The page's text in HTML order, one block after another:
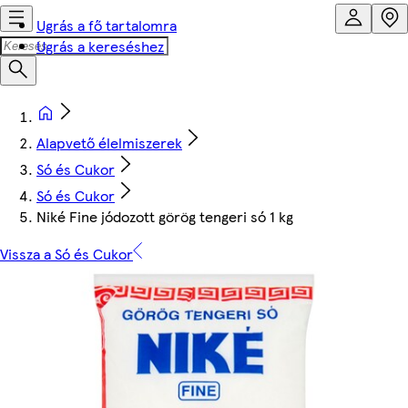
Ugrás a fő tartalomra
Ugrás a kereséshez
Alapvető élelmiszerek
Só és Cukor
Só és Cukor
Niké Fine jódozott görög tengeri só 1 kg
Vissza a Só és Cukor